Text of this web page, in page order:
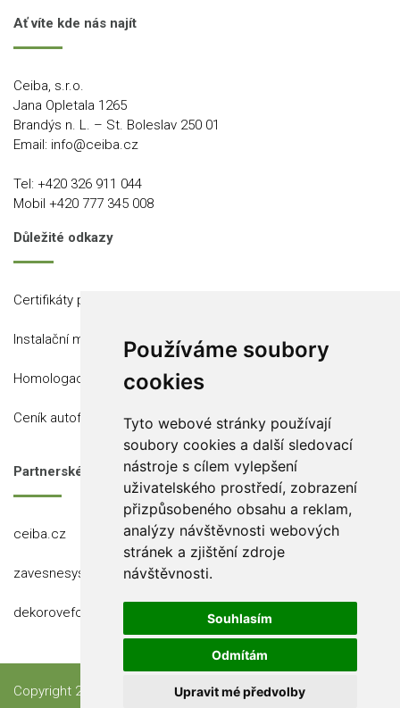
Používáme soubory
cookies
Tyto webové stránky používají
soubory cookies a další sledovací
nástroje s cílem vylepšení
uživatelského prostředí, zobrazení
přizpůsobeného obsahu a reklam,
analýzy návštěvnosti webových
stránek a zjištění zdroje
návštěvnosti.
Souhlasím
Odmítám
Upravit mé předvolby
Ať víte kde nás najít
Ceiba, s.r.o.
Jana Opletala 1265
Brandýs n. L. – St. Boleslav 250 01
Email: info@ceiba.cz
Tel: +420 326 911 044
Mobil +420 777 345 008
Důležité odkazy
Certifikáty produktů
Instalační místa
Homologace
Ceník autofólií
Partnerské stránky
ceiba.cz
zavesnesystemy.cz
dekorovefolie.cz
Copyright 2023 Ceiba, s.r.o.